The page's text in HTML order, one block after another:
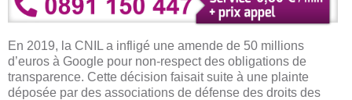
En 2019, la CNIL a infligé une amende de 50 millions
d’euros à Google pour non-respect des obligations de
transparence. Cette décision faisait suite à une plainte
déposée par des associations de défense des droits des